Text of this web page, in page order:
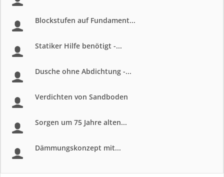
Blockstufen auf Fundament...
Statiker Hilfe benötigt -...
Dusche ohne Abdichtung -...
Verdichten von Sandboden
Sorgen um 75 Jahre alten...
Dämmungskonzept mit...